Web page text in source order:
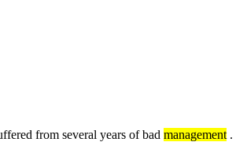
from several years of bad management .